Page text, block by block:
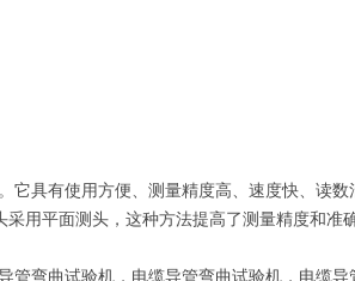
它具有使用方便、测量精度高、速度快、读
用平面测头，这种方法提高了测量精度和准确
管弯曲试验机，电缆导管弯曲试验机，电缆